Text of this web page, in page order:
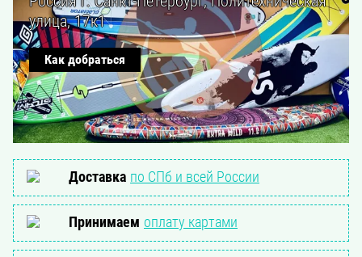
улица, 17к1
Как добраться
Доставка по СПб и всей России
Принимаем оплату картами